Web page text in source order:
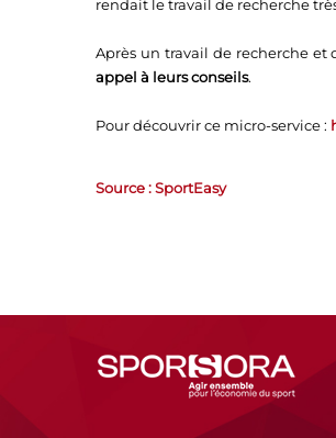
rendait le travail de recherche
Après un travail de recherche et
appel à leurs conseils.
Pour découvrir ce micro-service :
Source : SportEasy